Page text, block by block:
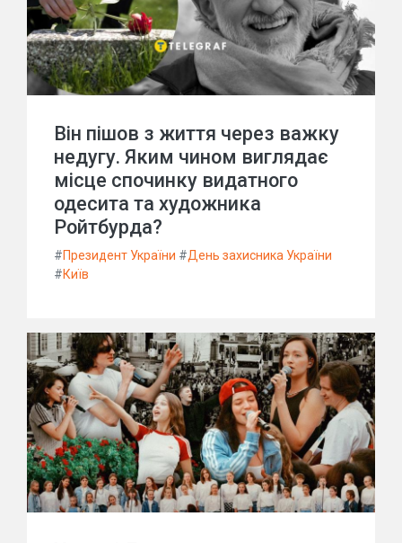
Він пішов з життя через важку
недугу. Яким чином виглядає
місце спочинку видатного
одесита та художника
Ройтбурда?
#Президент України #День захисника України
#Київ